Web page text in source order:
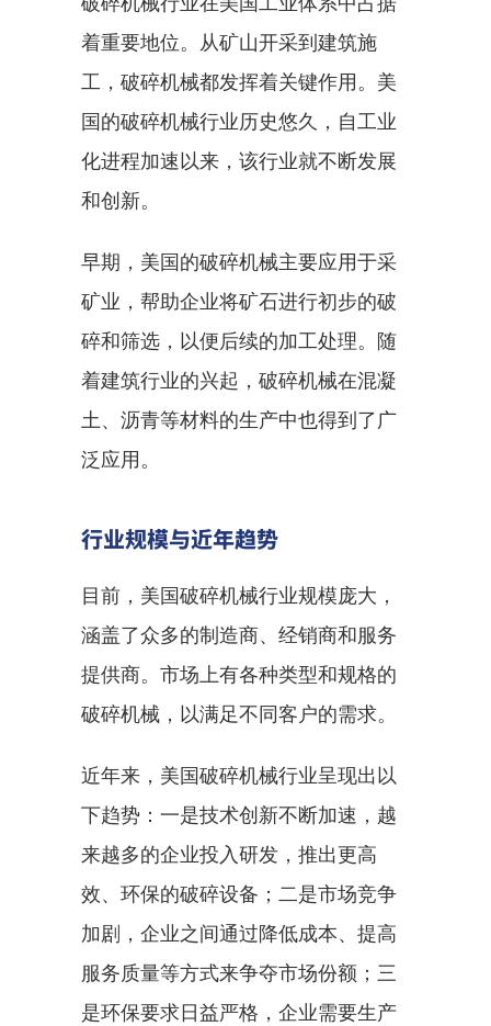
着重要地位。从矿山开采到建筑施
工，破碎机械都发挥着关键作用。美
国的破碎机械行业历史悠久，自工业
化进程加速以来，该行业就不断发展
和创新。
早期，美国的破碎机械主要应用于采
矿业，帮助企业将矿石进行初步的破
碎和筛选，以便后续的加工处理。随
着建筑行业的兴起，破碎机械在混凝
土、沥青等材料的生产中也得到了广
泛应用。
行业规模与近年趋势
目前，美国破碎机械行业规模庞大，
涵盖了众多的制造商、经销商和服务
提供商。市场上有各种类型和规格的
破碎机械，以满足不同客户的需求。
近年来，美国破碎机械行业呈现出以
下趋势：一是技术创新不断加速，越
来越多的企业投入研发，推出更高
效、环保的破碎设备；二是市场竞争
加剧，企业之间通过降低成本、提高
服务质量等方式来争夺市场份额；三
是环保要求日益严格，企业需要生产